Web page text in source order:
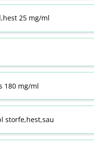
25 mg/ml
180 mg/ml
storfe,hest,sau